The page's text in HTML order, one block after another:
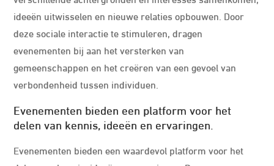
ideeën uitwisselen en nieuwe relaties opbouwen. Door
deze sociale interactie te stimuleren, dragen
evenementen bij aan het versterken van
gemeenschappen en het creëren van een gevoel van
verbondenheid tussen individuen.
Evenementen bieden een platform voor het
delen van kennis, ideeën en ervaringen.
Evenementen bieden een waardevol platform voor het